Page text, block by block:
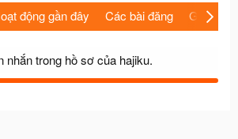
động gần đây Các bài đăng Giới thiệu
nhắn trong hồ sơ của hajiku.